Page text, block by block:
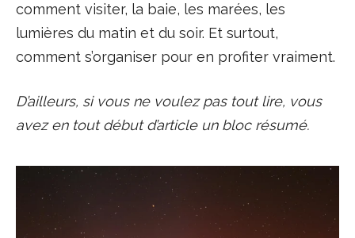
comment visiter, la baie, les marées, les
lumières du matin et du soir. Et surtout,
comment s’organiser pour en profiter vraiment.
D’ailleurs, si vous ne voulez pas tout lire, vous
avez en tout début d’article un bloc résumé.